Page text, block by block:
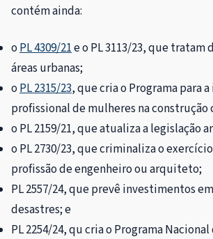
contém ainda:
o PL 4309/21e o PL 3113/23, que tratam
áreas urbanas;
o PL 2315/23, que cria o Programa para
profissional de mulheres na construção
o PL 2159/21, que atualiza a legislação
o PL 2730/23, que criminaliza o
profissão de engenheiro ou arquiteto;
PL 2557/24, que prevê investimentos
desastres; e
PL 2254/24, qu cria o Programa